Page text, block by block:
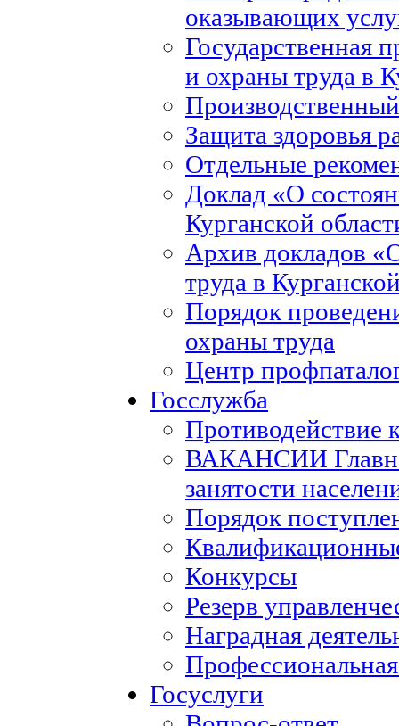
оказывающих
Государственная
и охраны труда в
Защита здоровья
Отдельные
Доклад «О
Курганской
Архив докладов
труда в
Порядок
охраны труда
Центр
Госслужба
Противодействие
ВАКАНСИИ
занятости
Порядок
Конкурсы
Резерв
Наградная
Госуслуги